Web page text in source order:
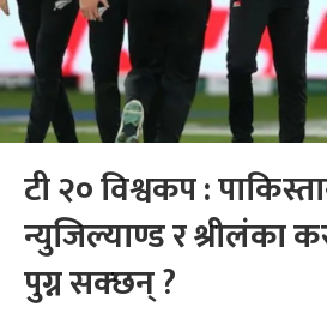
टी २० विश्वकप :
न्युजिल्याण्ड र श्रीलंका
पुग्न सक्छन् ?